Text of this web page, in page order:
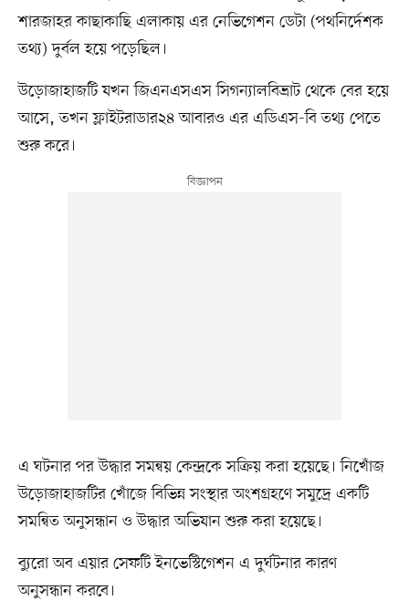
শারজাহর কাছাকাছি এলাকায় এর নেভিগেশন ডেটা (পথনির্দেশক
তথ্য) দুর্বল হয়ে পড়েছিল।
উড়োজাহাজটি যখন জিএনএসএস সিগন্যালবিভ্রাট থেকে বের হয়ে
আসে, তখন ফ্লাইটরাডার২৪ আবারও এর এডিএস-বি তথ্য পেতে
শুরু করে।
এ ঘটনার পর উদ্ধার সমন্বয় কেন্দ্রকে সক্রিয় করা হয়েছে। নিখোঁজ
উড়োজাহাজটির খোঁজে বিভিন্ন সংস্থার অংশগ্রহণে সমুদ্রে একটি
সমন্বিত অনুসন্ধান ও উদ্ধার অভিযান শুরু করা হয়েছে।
ব্যুরো অব এয়ার সেফটি ইনভেস্টিগেশন এ দুর্ঘটনার কারণ
অনুসন্ধান করবে।